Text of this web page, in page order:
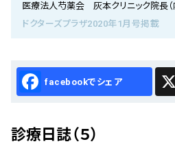
医療法人芍薬会 灰本クリニック院長（
ドクターズプラザ2020年1月号掲載
Facebook X
診療日誌（５）